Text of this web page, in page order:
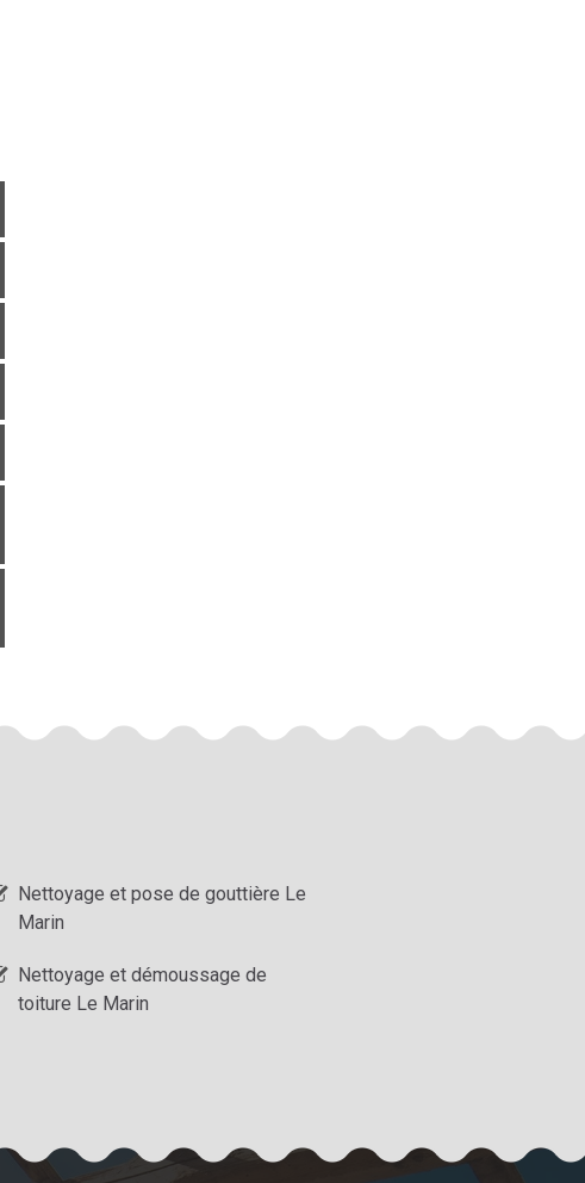
Nettoyage et pose de gouttière Le
Marin
Nettoyage et démoussage de
toiture Le Marin